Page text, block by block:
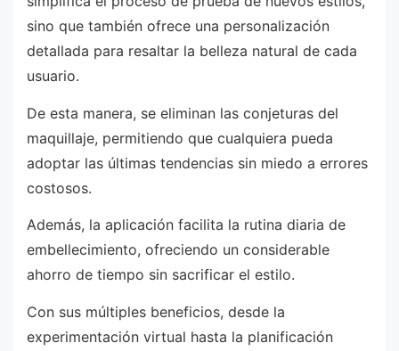
sino que también ofrece una personalización
detallada para resaltar la belleza natural de cada
usuario.
De esta manera, se eliminan las conjeturas del
maquillaje, permitiendo que cualquiera pueda
adoptar las últimas tendencias sin miedo a errores
costosos.
Además, la aplicación facilita la rutina diaria de
embellecimiento, ofreciendo un considerable
ahorro de tiempo sin sacrificar el estilo.
Con sus múltiples beneficios, desde la
experimentación virtual hasta la planificación